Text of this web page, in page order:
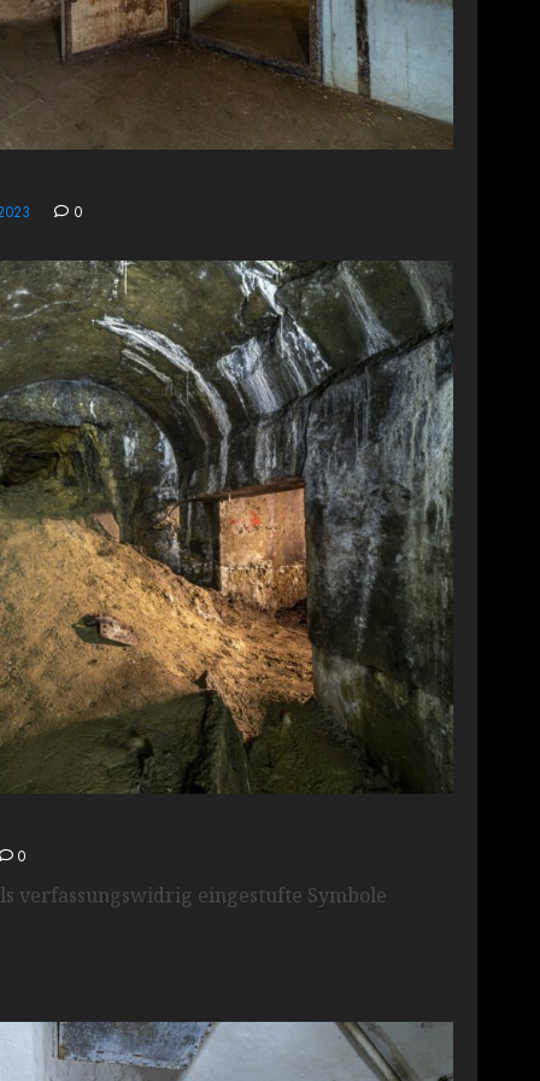
0
0
verfassungswidrig eingestufte Symbole